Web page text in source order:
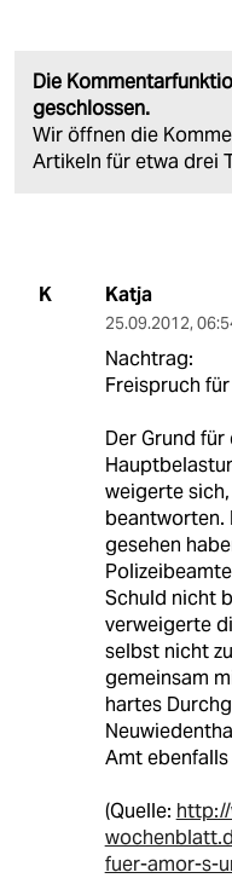
Die
geschlossen.
Wir öffnen die
Artikeln für etwa drei
K Katja
25.09.2012,
Nachtrag:
Freispruch
Der Grund
weigerte
beantworten.
gesehen
Schuld nicht
verweigerte
selbst nicht
gemeinsam
hartes
Amt
(Quelle:
fuer-amor-s-